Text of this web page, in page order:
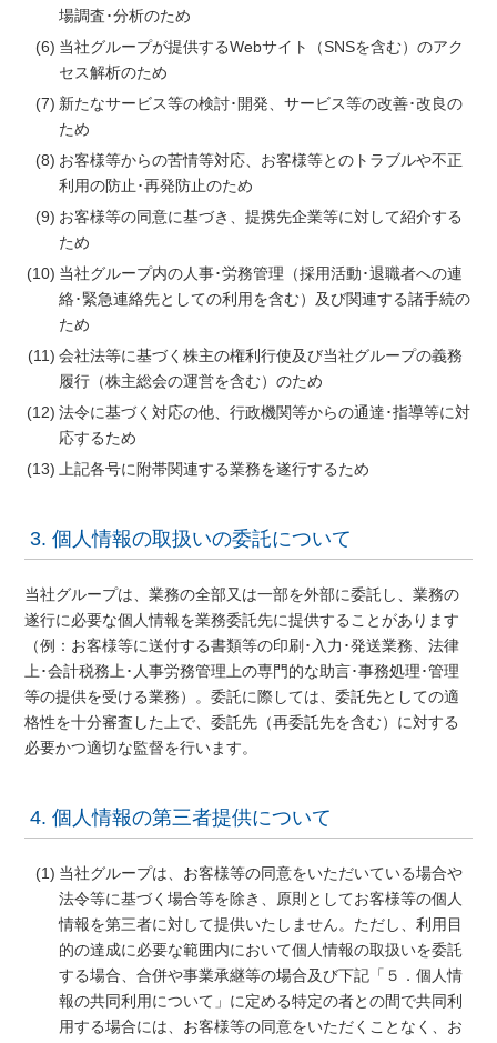
場調査･分析のため
当社グループが提供するWebサイト（SNSを含む）のアク
セス解析のため
新たなサービス等の検討･開発、サービス等の改善･改良の
ため
お客様等からの苦情等対応、お客様等とのトラブルや不正
利用の防止･再発防止のため
お客様等の同意に基づき、提携先企業等に対して紹介する
ため
当社グループ内の人事･労務管理（採用活動･退職者への連
絡･緊急連絡先としての利用を含む）及び関連する諸手続の
ため
会社法等に基づく株主の権利行使及び当社グループの義務
履行（株主総会の運営を含む）のため
法令に基づく対応の他、行政機関等からの通達･指導等に対
応するため
上記各号に附帯関連する業務を遂行するため
3. 個人情報の取扱いの委託について
当社グループは、業務の全部又は一部を外部に委託し、業務の
遂行に必要な個人情報を業務委託先に提供することがあります
（例：お客様等に送付する書類等の印刷･入力･発送業務、法律
上･会計税務上･人事労務管理上の専門的な助言･事務処理･管理
等の提供を受ける業務）。委託に際しては、委託先としての適
格性を十分審査した上で、委託先（再委託先を含む）に対する
必要かつ適切な監督を行います。
4. 個人情報の第三者提供について
当社グループは、お客様等の同意をいただいている場合や
法令等に基づく場合等を除き、原則としてお客様等の個人
情報を第三者に対して提供いたしません。ただし、利用目
的の達成に必要な範囲内において個人情報の取扱いを委託
する場合、合併や事業承継等の場合及び下記「５．個人情
報の共同利用について」に定める特定の者との間で共同利
用する場合には、お客様等の同意をいただくことなく、お